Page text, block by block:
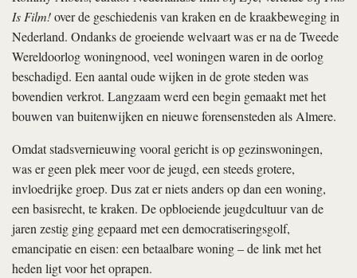
Is Film!over de geschiedenis van kraken en de kraakbeweging in
Nederland. Ondanks de groeiende welvaart was er na de Tweede
Wereldoorlog woningnood, veel woningen waren in de oorlog
beschadigd. Een aantal oude wijken in de grote steden was
bovendien verkrot. Langzaam werd een begin gemaakt met het
bouwen van buitenwijken en nieuwe forensensteden als Almere.
Omdat stadsvernieuwing vooral gericht is op gezinswoningen,
was er geen plek meer voor de jeugd, een steeds grotere,
invloedrijke groep. Dus zat er niets anders op dan een woning,
een basisrecht, te kraken. De opbloeiende jeugdcultuur van de
jaren zestig ging gepaard met een democratiseringsgolf,
emancipatie en eisen: een betaalbare woning – de link met het
heden ligt voor het oprapen.